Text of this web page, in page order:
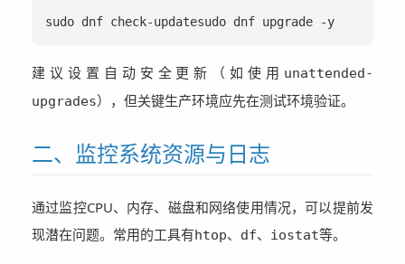
sudo dnf check-updatesudo dnf upgrade -y
建议设置自动安全更新（如使用 unattended-
upgrades），但关键生产环境应先在测试环境验证。
二、监控系统资源与日志
通过监控CPU、内存、磁盘和网络使用情况，可以提前发
现潜在问题。常用的工具有htop、 df、 iostat等。